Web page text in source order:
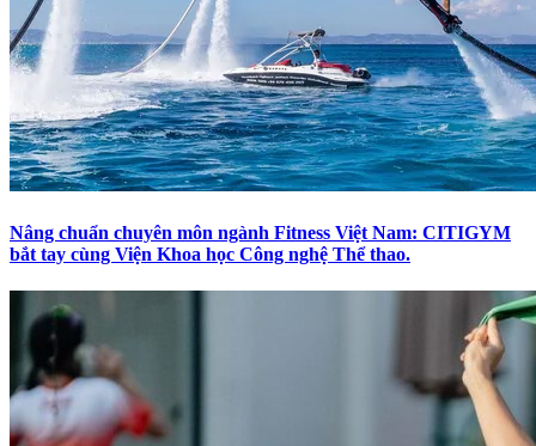
Nâng chuẩn chuyên môn ngành Fitness Việt Nam: CITIGYM
bắt tay cùng Viện Khoa học Công nghệ Thể thao.